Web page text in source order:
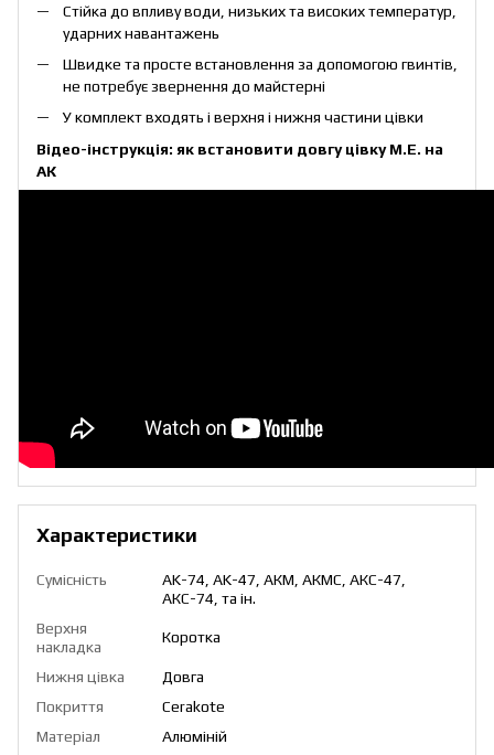
Стійка до впливу води, низьких та високих температур,
ударних навантажень
Швидке та просте встановлення за допомогою гвинтів,
не потребує звернення до майстерні
У комплект входять і верхня і нижня частини цівки
Відео-інструкція: як встановити довгу цівку M.E. на
АК
Характеристики
Сумісність
AK-74, AK-47, АКМ, АКМС, АКС-47,
АКС-74, та ін.
Верхня
накладка
Коротка
Нижня цівка
Довга
Покриття
Cerakote
Матеріал
Алюміній